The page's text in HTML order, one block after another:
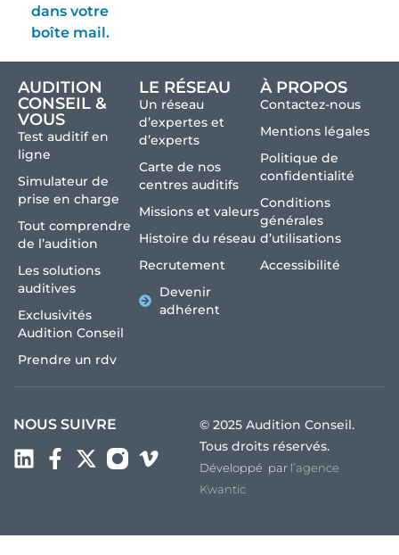
dans votre
boîte mail.
AUDITION
CONSEIL &
VOUS
Test auditif en
ligne
Simulateur de
prise en charge
Tout comprendre
de l’audition
Les solutions
auditives
Exclusivités
Audition Conseil
Prendre un rdv
LE RÉSEAU
Un réseau
d’expertes et
d’experts
Carte de nos
centres auditifs
Missions et valeurs
Histoire du réseau
Recrutement
Devenir
adhérent
À PROPOS
Contactez-nous
Mentions légales
Politique de
confidentialité
Conditions
générales
d’utilisations
Accessibilité
NOUS SUIVRE
© 2025 Audition Conseil.
Tous droits réservés.
Développé par l’agence
Kwantic